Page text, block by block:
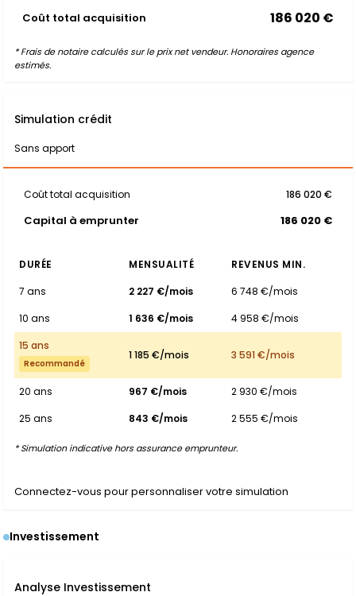
Coût total acquisition 186 020 €
* Frais de notaire calculés sur le prix net vendeur. Honoraires agence
estimés.
Simulation crédit
Sans apport
Coût total acquisition 186 020 €
Capital à emprunter 186 020 €
DURÉE MENSUALITÉ
REVENUS MIN.
7 ans
2 227 €/mois
6 748 €/mois
10 ans
1 636 €/mois
4 958 €/mois
15 ans
Recommandé
1 185 €/mois 3 591 €/mois
20 ans 967 €/mois
2 930 €/mois
25 ans
843 €/mois 2 555 €/mois
* Simulation indicative hors assurance emprunteur.
Connectez-vous pour personnaliser votre simulation
Investissement
Analyse Investissement